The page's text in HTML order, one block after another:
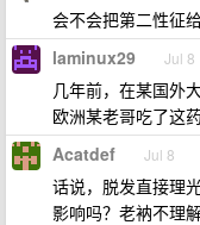
会不会把第二性征
laminux29 Jul 8
几年前，在某国外
欧洲某老哥吃了这
Acatdef Jul 8
话说，脱发直接理
影响吗？老衲不理